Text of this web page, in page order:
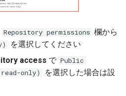
Repository permissions 欄から
を選択してください
access で Public
only)
を選択した場合は設